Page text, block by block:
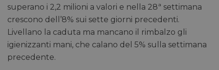
superano i 2,2 milioni a valori e nella 28ª settimana
crescono dell’8% sui sette giorni precedenti.
Livellano la caduta ma mancano il rimbalzo gli
igienizzanti mani, che calano del 5% sulla settimana
precedente.